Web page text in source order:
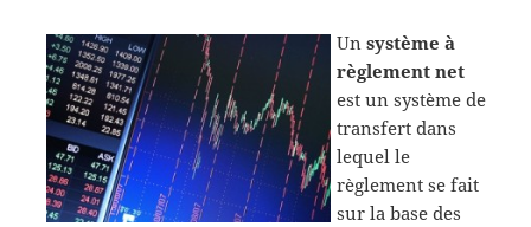
Unsystème à
règlement net
est un système de
transfert dans
lequel le
règlement se fait
sur la base des